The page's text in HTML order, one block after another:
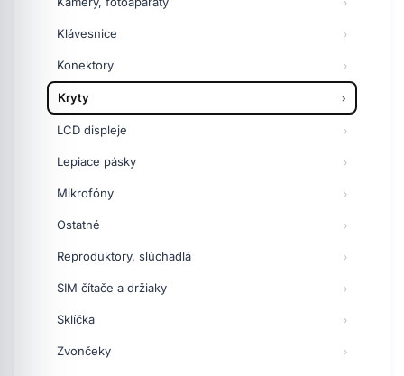
Klávesnice
Konektory
Kryty
LCD displeje
Lepiace pásky
Mikrofóny
Ostatné
Reproduktory, slúchadlá
SIM čítače a držiaky
Sklíčka
Zvončeky